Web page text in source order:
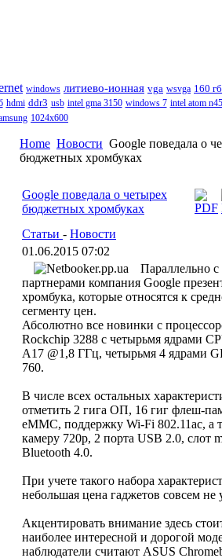
windows литиево-ионная vga wsvga 160 гб
hdmi ddr3 usb intel gma 3150 windows 7 intel atom
1024x600
Home Новости Google поведала о
бюджетных хромбуках
Google поведала о четырех
бюджетных хромбуках
Статьи - Новости
01.06.2015 07:02
Параллельно с
партнерами компания Google
хромбука, которые относятся к
сегменту цен.
Абсолютно все новинки с
Rockchip 3288 с четырьмя ядрами
A17 @1,8 ГГц, четырьмя 4 ядрами
760.
В числе всех остальных
отметить 2 гига ОП, 16 гиг флеш-
eMMC, поддержку Wi-Fi 802.11ac, а
камеру 720p, 2 порта USB 2.0, слот
Bluetooth 4.0.
При учете такого набора
небольшая цена гаджетов совсем не
Акцентировать внимание здесь
наиболее интересной и дорогой
наблюдатели считают ASUS